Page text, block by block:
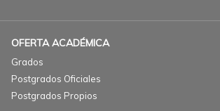
OFERTA ACADÉMICA
Grados
Postgrados Oficiales
Postgrados Propios